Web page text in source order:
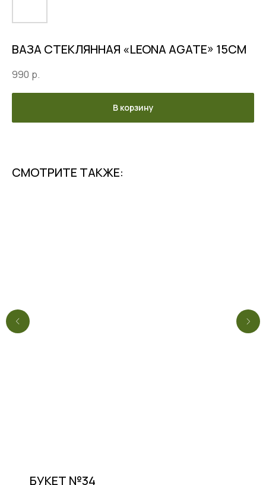
ВАЗА СТЕКЛЯННАЯ «LEONA AGATE» 15СМ
990 р.
В корзину
СМОТРИТЕ ТАКЖЕ:
БУКЕТ №34